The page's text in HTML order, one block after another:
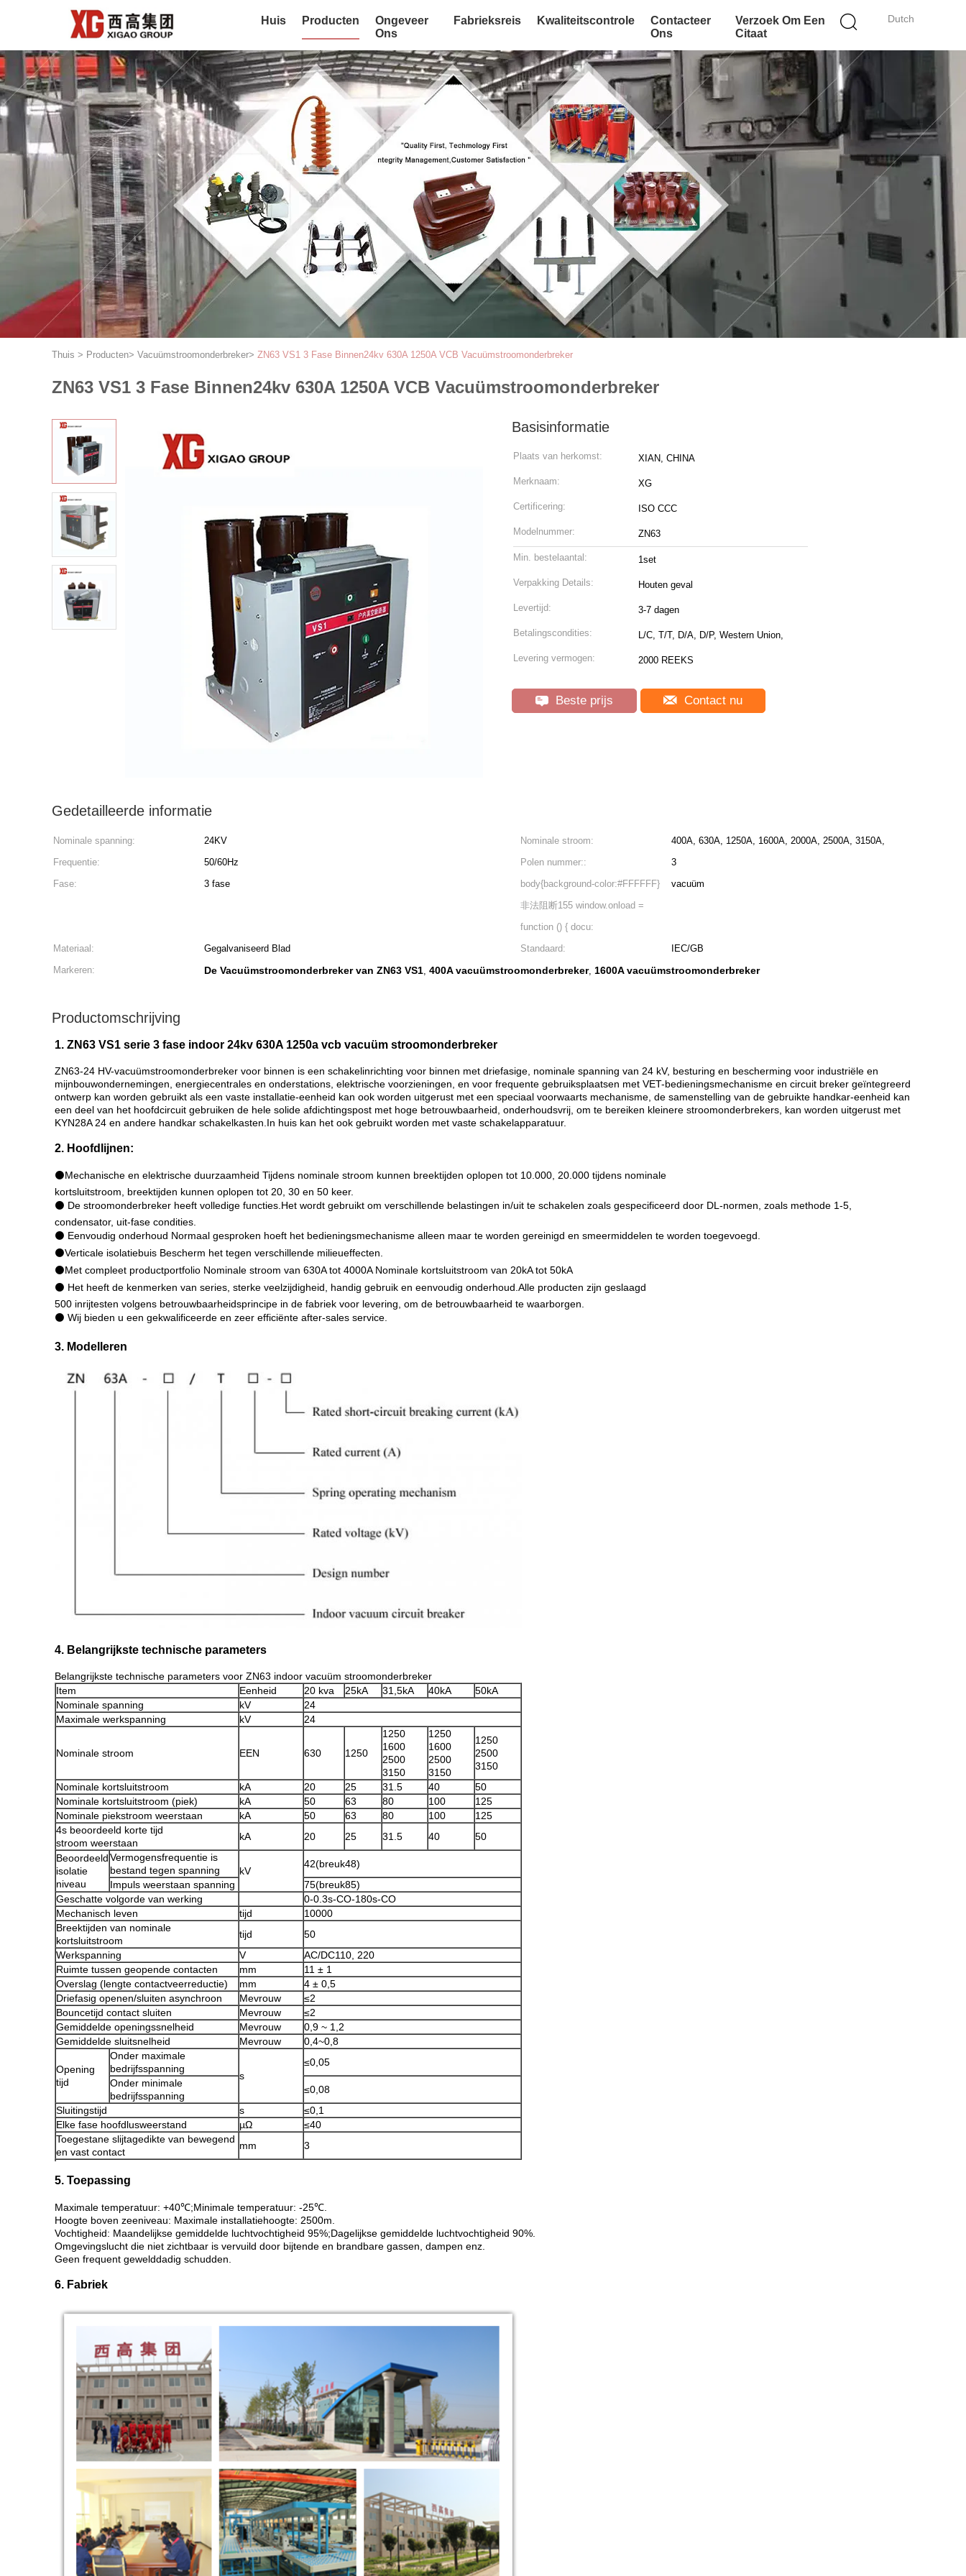
Dutch
Huis Producten
Ongeveer
Ons
Fabrieksreis Kwaliteitscontrole
Contacteer
Ons
Verzoek Om Een
Citaat
Thuis > Producten> Vacuümstroomonderbreker> ZN63 VS1 3 Fase Binnen24kv 630A 1250A VCB Vacuümstroomonderbreker
ZN63 VS1 3 Fase Binnen24kv 630A 1250A VCB Vacuümstroomonderbreker
Basisinformatie
Plaats van herkomst: XIAN, CHINA
Merknaam: XG
Certificering: ISO CCC
Modelnummer: ZN63
Min. bestelaantal: 1set
Verpakking Details: Houten geval
Levertijd: 3-7 dagen
Betalingscondities: L/C, T/T, D/A, D/P, Western Union,
Levering vermogen: 2000 REEKS
Beste prijs Contact nu
Gedetailleerde informatie
Nominale spanning: 24KV Nominale stroom:
400A, 630A, 1250A, 1600A, 2000A, 2500A, 3150A,
Frequentie:
50/60Hz Polen nummer::
3
Fase:
3 fase
body{background-color:#FFFFFF}
非法阻断155 window.onload =
function () { docu:
vacuüm
Materiaal: Gegalvaniseerd Blad Standaard:
IEC/GB
Markeren:
De Vacuümstroomonderbreker van ZN63 VS1, 400A vacuümstroomonderbreker, 1600A vacuümstroomonderbreker
Productomschrijving
1. ZN63 VS1 serie 3 fase indoor 24kv 630A 1250a vcb vacuüm stroomonderbreker
ZN63-24 HV-vacuümstroomonderbreker voor binnen is een schakelinrichting voor binnen met driefasige, nominale spanning van 24 kV, besturing en bescherming voor industriële en
mijnbouwondernemingen, energiecentrales en onderstations, elektrische voorzieningen, en voor frequente gebruiksplaatsen met VET-bedieningsmechanisme en circuit breker geïntegreerd
ontwerp kan worden gebruikt als een vaste installatie-eenheid kan ook worden uitgerust met een speciaal voorwaarts mechanisme, de samenstelling van de gebruikte handkar-eenheid kan
een deel van het hoofdcircuit gebruiken de hele solide afdichtingspost met hoge betrouwbaarheid, onderhoudsvrij, om te bereiken kleinere stroomonderbrekers, kan worden uitgerust met
KYN28A 24 en andere handkar schakelkasten.In huis kan het ook gebruikt worden met vaste schakelapparatuur.
2. Hoofdlijnen:
⚫Mechanische en elektrische duurzaamheid Tijdens nominale stroom kunnen breektijden oplopen tot 10.000, 20.000 tijdens nominale
kortsluitstroom, breektijden kunnen oplopen tot 20, 30 en 50 keer.
⚫ De stroomonderbreker heeft volledige functies.Het wordt gebruikt om verschillende belastingen in/uit te schakelen zoals gespecificeerd door DL-normen, zoals methode 1-5,
condensator, uit-fase condities.
⚫ Eenvoudig onderhoud Normaal gesproken hoeft het bedieningsmechanisme alleen maar te worden gereinigd en smeermiddelen te worden toegevoegd.
⚫Verticale isolatiebuis Bescherm het tegen verschillende milieueffecten.
⚫Met compleet productportfolio Nominale stroom van 630A tot 4000A Nominale kortsluitstroom van 20kA tot 50kA
⚫ Het heeft de kenmerken van series, sterke veelzijdigheid, handig gebruik en eenvoudig onderhoud.Alle producten zijn geslaagd
500 inrijtesten volgens betrouwbaarheidsprincipe in de fabriek voor levering, om de betrouwbaarheid te waarborgen.
⚫ Wij bieden u een gekwalificeerde en zeer efficiënte after-sales service.
3. Modelleren
4. Belangrijkste technische parameters
Belangrijkste technische parameters voor ZN63 indoor vacuüm stroomonderbreker
Item
Eenheid 20 kva 25kA 31,5kA 40kA
50kA
Nominale spanning
kV
24
Maximale werkspanning
kV 24
Nominale stroom EEN 630 1250
1250
1600
2500
3150
1250
1600
2500
3150
1250
2500
3150
Nominale kortsluitstroom
kA 20 25 31.5 40
50
Nominale kortsluitstroom (piek)
kA 50 63 80 100
125
Nominale piekstroom weerstaan
kA 50 63 80 100
125
4s beoordeeld korte tijd
stroom weerstaan
kA 20 25 31.5 40
50
Beoordeeld
isolatie
niveau
Vermogensfrequentie is
bestand tegen spanning
kV
42(breuk48)
Impuls weerstaan ​​spanning
75(breuk85)
Geschatte volgorde van werking
0-0.3s-CO-180s-CO
Mechanisch leven
tijd
10000
Breektijden van nominale
kortsluitstroom
tijd
50
Werkspanning
V
AC/DC110, 220
Ruimte tussen geopende contacten
mm
11 ± 1
Overslag (lengte contactveerreductie)
mm
4 ± 0,5
Driefasig openen/sluiten asynchroon
Mevrouw
≤2
Bouncetijd contact sluiten
Mevrouw
≤2
Gemiddelde openingssnelheid
Mevrouw
0,9 ~ 1,2
Gemiddelde sluitsnelheid
Mevrouw 0,4~0,8
Opening
tijd
Onder maximale
bedrijfsspanning
s
≤0,05
Onder minimale
bedrijfsspanning
≤0,08
Sluitingstijd
s
≤0,1
Elke fase hoofdlusweerstand
µΩ
≤40
Toegestane slijtagedikte van bewegend
en vast contact
mm 3
5. Toepassing
Maximale temperatuur: +40℃;Minimale temperatuur: -25℃.
Hoogte boven zeeniveau: Maximale installatiehoogte: 2500m.
Vochtigheid: Maandelijkse gemiddelde luchtvochtigheid 95%;Dagelijkse gemiddelde luchtvochtigheid 90%.
Omgevingslucht die niet zichtbaar is vervuild door bijtende en brandbare gassen, dampen enz.
Geen frequent gewelddadig schudden.
6. Fabriek